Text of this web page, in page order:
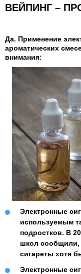
ВЕЙПИНГ –
Да. Применение
ароматических
внимания:
Электронные
используемым
подростков. В
школ сообщили,
сигареты хотя
Электронные